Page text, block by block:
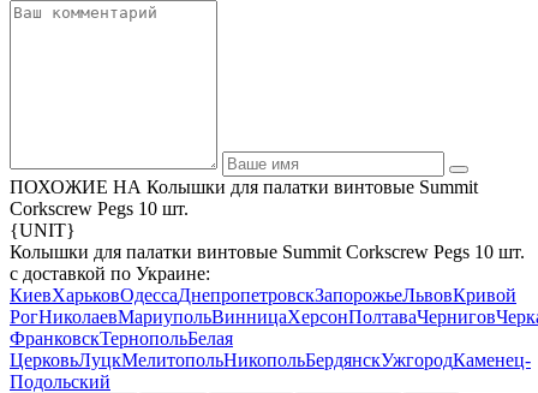
ПОХОЖИЕ НА Колышки для палатки винтовые Summit
Corkscrew Pegs 10 шт.
{UNIT}
Колышки для палатки винтовые Summit Corkscrew Pegs 10 шт.
с доставкой по Украине:
КиевХарьковОдессаДнепропетровскЗапорожьеЛьвовКривой
РогНиколаевМариупольВинницаХерсонПолтаваЧернигов
ФранковскТернопольБелая
ЦерковьЛуцкМелитопольНикопольБердянскУжгородКаменец-
Подольский